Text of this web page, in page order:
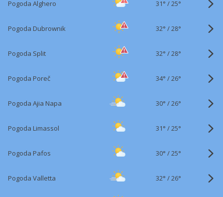
Pogoda Alghero 31° /25°
Pogoda Dubrownik 32° /28°
Pogoda Split 32° /28°
Pogoda Poreč 34° /26°
Pogoda Ajia Napa 30° /26°
Pogoda Limassol 31° /25°
Pogoda Pafos 30° /25°
Pogoda Valletta 32° /26°